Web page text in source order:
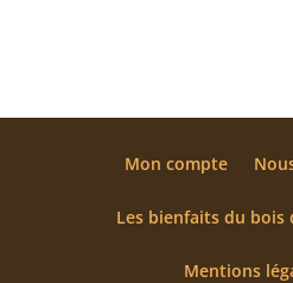
Mon compte
Les bienfaits du bois
Mentions